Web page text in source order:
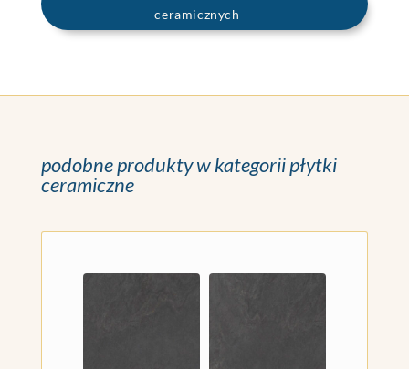
ceramicznych
podobne produkty w kategorii płytki
ceramiczne